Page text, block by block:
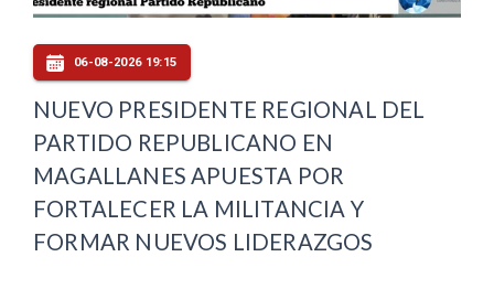
06-08-2026 19:15
NUEVO PRESIDENTE REGIONAL DEL
PARTIDO REPUBLICANO EN
MAGALLANES APUESTA POR
FORTALECER LA MILITANCIA Y
FORMAR NUEVOS LIDERAZGOS